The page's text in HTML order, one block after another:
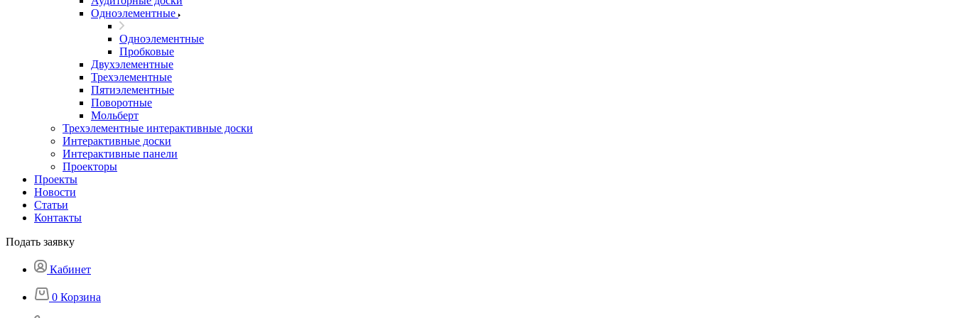
Одноэлементные
Одноэлементные
Пробковые
Двухэлементные
Трехэлементные
Пятиэлементные
Поворотные
Мольберт
Трехэлементные интерактивные доски
Интерактивные доски
Интерактивные панели
Проекторы
Проекты
Новости
Статьи
Контакты
Подать заявку
Кабинет
0 Корзина